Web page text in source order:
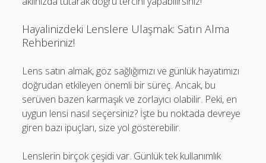
Hayalinizdeki Lenslere Ulaşmak: Satın Alma
Rehberiniz!
Lens satın almak, göz sağlığımızı ve günlük hayatımızı
doğrudan etkileyen önemli bir süreç. Ancak, bu
serüven bazen karmaşık ve zorlayıcı olabilir. Peki, en
uygun lensi nasıl seçersiniz? İşte bu noktada devreye
giren bazı ipuçları, size yol gösterebilir.
Lenslerin birçok çeşidi var. Günlük tek kullanımlık